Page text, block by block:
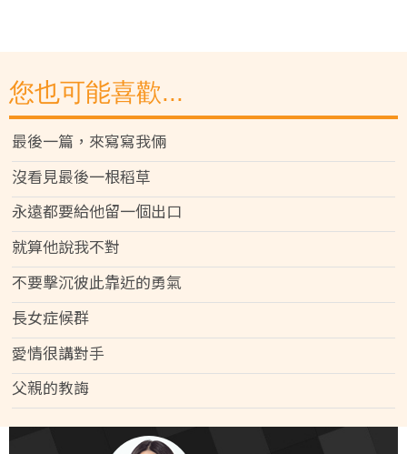
您也可能喜歡...
最後一篇，來寫寫我倆
沒看見最後一根稻草
永遠都要給他留一個出口
就算他說我不對
不要擊沉彼此靠近的勇氣
長女症候群
愛情很講對手
父親的教誨